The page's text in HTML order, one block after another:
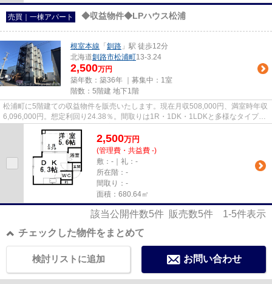
売買｜一棟アパート ◆収益物件◆LPハウス松浦
根室本線 「 釧路 」駅 徒歩12分
北海道釧路市松浦町13-3.24
2,500万円
築年数：築36年 ｜募集中： 1室
階数：5階建 地下1階
松浦町に5階建ての収益物件を販売いたします。現在月収508,000円、満室時年収
6,096,000円。想定利回り24.38％。間取りは1R・1DK・1LDKと多様なタイプ♪
2,500万円
(管理費・共益費 -)
敷：-｜礼：-
所在階：-
間取り：-
面積：680.64㎡
該当公開件数5件 販売数5件 1-5件表示
チェックした物件をまとめて
お問い合わせ
検討リストに追加